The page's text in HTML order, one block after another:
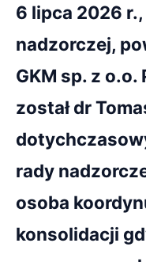
6 lipca 2026
nadzorczej,
GKM sp. z
został dr
rady
osoba
konsolidacji